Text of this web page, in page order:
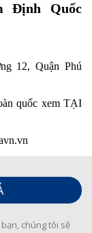
Định Quốc
12, Quận Phú
quốc xem TẠI
chúng tôi sẽ